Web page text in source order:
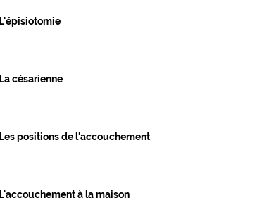
L'épisiotomie
La césarienne
Les positions de l'accouchement
L'accouchement à la maison